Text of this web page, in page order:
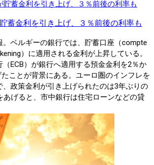
蓄金利を引き上げ、３％前後の利率も
。ベルギーの銀行では、貯蓄口座（compte
）に適用される金利が上昇している。
（ECB）が銀行へ適用する預金金利を2％か
ことが背景にある。ユーロ圏のインフレを
政策金利が引き上げられたのは3年ぶりの
あげると、市中銀行は住宅ローンなどの貸